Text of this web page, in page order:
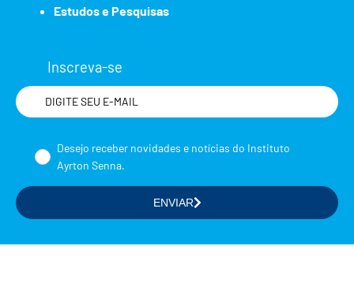
Estudos e Pesquisas
Inscreva-se
Nome
Formação de Educadores
Desejo receber novidades e notícias do Instituto
Ayrton Senna.
ENVIAR